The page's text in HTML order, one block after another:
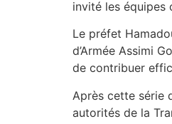
invité les équipes
Le préfet
d’Armée Assimi
de contribuer
Après cette série
autorités de la